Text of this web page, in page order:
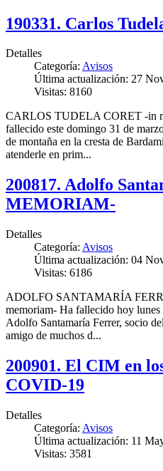
190331. Carlos
Detalles
Categoría: Avisos
Última actualización: 27
Visitas: 8160
CARLOS TUDELA CORET -in
fallecido este domingo 31 de
de montaña en la cresta de
atenderle en prim...
200817. Adolfo
MEMORIAM-
Detalles
Categoría: Avisos
Última actualización: 04
Visitas: 6186
ADOLFO SANTAMARÍA
memoriam- Ha fallecido hoy lunes
Adolfo Santamaría Ferrer, socio
amigo de muchos d...
200901. El CIM en
COVID-19
Detalles
Categoría: Avisos
Última actualización: 11
Visitas: 3581